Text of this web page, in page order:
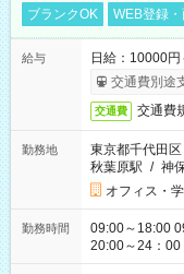
ブランクOK
WEB登録
給与
日給：10000
交通費別途
交通費 交通費
勤務地
東京都千代田区
秋葉原駅 / 神
オフィス・
勤務時間
09:00～18:00
20:00～24：00
シフトもござ